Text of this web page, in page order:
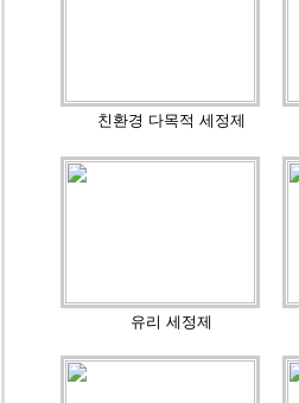
친 환경 다목적 세정제
유리 세정제